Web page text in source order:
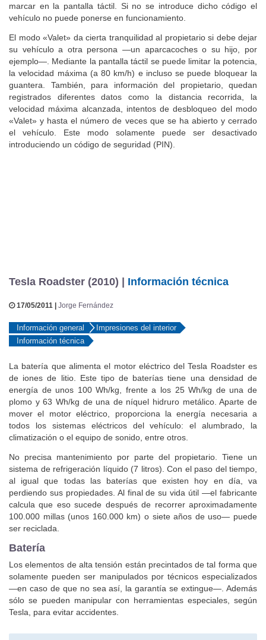
marcar en la pantalla táctil. Si no se introduce dicho código el
vehículo no puede ponerse en funcionamiento.
El modo «Valet» da cierta tranquilidad al propietario si debe dejar
su vehículo a otra persona —un aparcacoches o su hijo, por
ejemplo—. Mediante la pantalla táctil se puede limitar la potencia,
la velocidad máxima (a 80 km/h) e incluso se puede bloquear la
guantera. También, para información del propietario, quedan
registrados diferentes datos como la distancia recorrida, la
velocidad máxima alcanzada, intentos de desbloqueo del modo
«Valet» y hasta el número de veces que se ha abierto y cerrado
el vehículo. Este modo solamente puede ser desactivado
introduciendo un código de seguridad (PIN).
Tesla Roadster (2010) | Información técnica
17/05/2011 | Jorge Fernández
Información general
Impresiones del interior
Información técnica
Batería
La batería que alimenta el motor eléctrico del Tesla Roadster es
de iones de litio. Este tipo de baterías tiene una densidad de
energía de unos 100 Wh/kg, frente a los 25 Wh/kg de una de
plomo y 63 Wh/kg de una de níquel hidruro metálico. Aparte de
mover el motor eléctrico, proporciona la energía necesaria a
todos los sistemas eléctricos del vehículo: el alumbrado, la
climatización o el equipo de sonido, entre otros.
No precisa mantenimiento por parte del propietario. Tiene un
sistema de refrigeración líquido (7 litros). Con el paso del tiempo,
al igual que todas las baterías que existen hoy en día, va
perdiendo sus propiedades. Al final de su vida útil —el fabricante
calcula que eso sucede después de recorrer aproximadamente
100.000 millas (unos 160.000 km) o siete años de uso— puede
ser reciclada.
Los elementos de alta tensión están precintados de tal forma que
solamente pueden ser manipulados por técnicos especializados
—en caso de que no sea así, la garantía se extingue—. Además
sólo se pueden manipular con herramientas especiales, según
Tesla, para evitar accidentes.